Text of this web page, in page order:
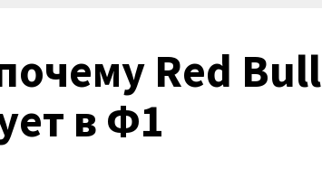
Red Bull
в Ф1